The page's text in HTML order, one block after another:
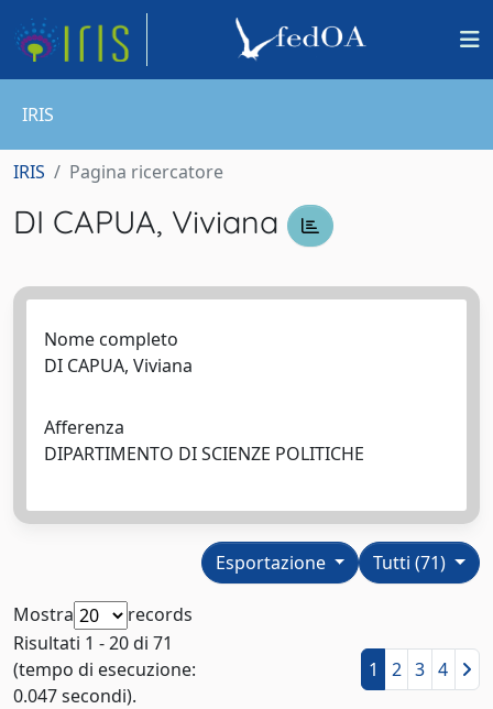
IRIS
IRIS Pagina ricercatore
DI CAPUA, Viviana
Nome completo
DI CAPUA, Viviana
Afferenza
DIPARTIMENTO DI SCIENZE POLITICHE
Tutti (71)
Esportazione
Mostra
records
Risultati 1 - 20 di 71
(tempo di esecuzione:
0.047 secondi).
1 2 3 4